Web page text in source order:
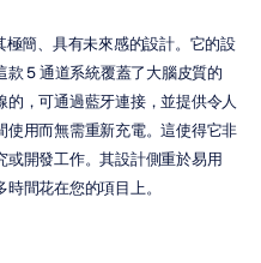
簡、具有未來感的設計。它的設
5 通道系統覆蓋了大腦皮質的
，可通過藍牙連接，並提供令人
用而無需重新充電。這使得它非
開發工作。其設計側重於易用
間花在您的項目上。